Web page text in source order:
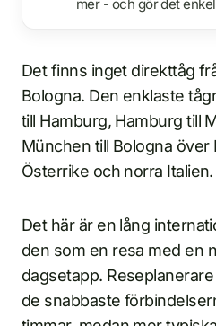
mer - och gör det
Det finns inget direkttåg
Bologna. Den enklaste
till Hamburg, Hamburg till
München till Bologna
Österrike och norra Italien.
Det här är en lång
den som en resa med en
dagsetapp.
de snabbaste